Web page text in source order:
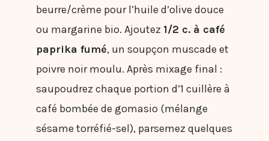
beurre/crème pour l’huile d’olive douce
ou margarine bio. Ajoutez 1/2 c. à café
paprika fumé, un soupçon muscade et
poivre noir moulu. Après mixage final :
saupoudrez chaque portion d’1 cuillère à
café bombée de gomasio (mélange
sésame torréfié-sel), parsemez quelques